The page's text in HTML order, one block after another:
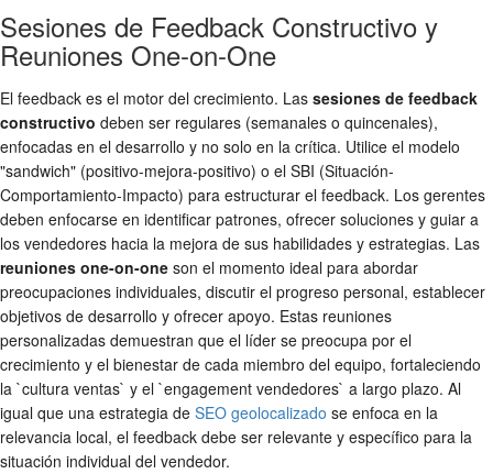
Sesiones de Feedback Constructivo y
Reuniones One-on-One
El feedback es el motor del crecimiento. Las sesiones de feedback
constructivo deben ser regulares (semanales o quincenales),
enfocadas en el desarrollo y no solo en la crítica. Utilice el modelo
"sandwich" (positivo-mejora-positivo) o el SBI (Situación-
Comportamiento-Impacto) para estructurar el feedback. Los gerentes
deben enfocarse en identificar patrones, ofrecer soluciones y guiar a
los vendedores hacia la mejora de sus habilidades y estrategias. Las
reuniones one-on-one son el momento ideal para abordar
preocupaciones individuales, discutir el progreso personal, establecer
objetivos de desarrollo y ofrecer apoyo. Estas reuniones
personalizadas demuestran que el líder se preocupa por el
crecimiento y el bienestar de cada miembro del equipo, fortaleciendo
la `cultura ventas` y el `engagement vendedores` a largo plazo. Al
igual que una estrategia de SEO geolocalizado se enfoca en la
relevancia local, el feedback debe ser relevante y específico para la
situación individual del vendedor.